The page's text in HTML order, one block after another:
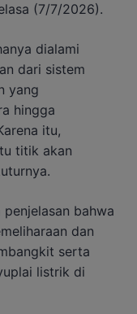
(7/7/2026).
dialami
dari sistem
yang
hingga
itu,
titik akan
penjelasan bahwa
dan
serta
listrik di